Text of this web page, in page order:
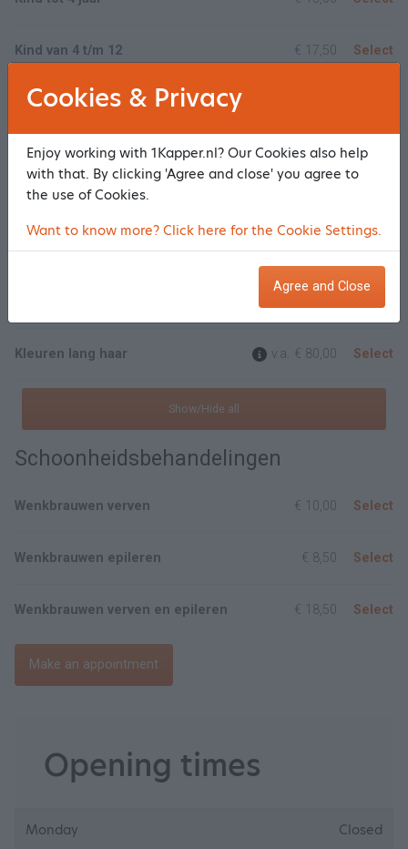
Kind van 4 t/m 12 € 17,50 Select
Kleuren
Kleuren Select
Kleuren uitgroei
Kleuren kort haar v.a. € 60,00 Select
Select
Kleuren lang haar v.a. € 80,00 Select
Show/Hide all
Schoonheidsbehandelingen
Wenkbrauwen verven € 10,00 Select
Wenkbrauwen epileren € 8,50 Select
Wenkbrauwen verven en epileren € 18,50 Select
Make an appointment
Opening times
Monday Closed
Cookies & Privacy
Enjoy working with 1Kapper.nl? Our Cookies also help
with that. By clicking 'Agree and close' you agree to
the use of Cookies.
Want to know more? Click here for the Cookie Settings.
Agree and Close